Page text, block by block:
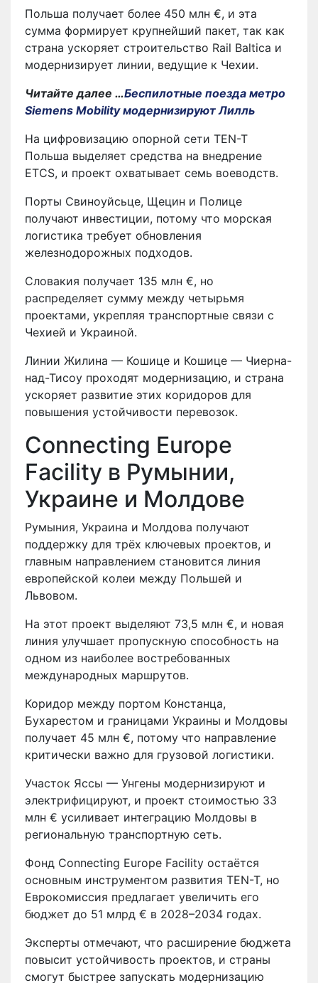
Польша получает более 450 млн €, и эта
сумма формирует крупнейший пакет, так как
страна ускоряет строительство Rail Baltica и
модернизирует линии, ведущие к Чехии.
Читайте далее …Беспилотные поезда метро
Siemens Mobility модернизируют Лилль
На цифровизацию опорной сети TEN-T
Польша выделяет средства на внедрение
ETCS, и проект охватывает семь воеводств.
Порты Свиноуйсьце, Щецин и Полице
получают инвестиции, потому что морская
логистика требует обновления
железнодорожных подходов.
Словакия получает 135 млн €, но
распределяет сумму между четырьмя
проектами, укрепляя транспортные связи с
Чехией и Украиной.
Линии Жилина — Кошице и Кошице — Чиерна-
над-Тисоу проходят модернизацию, и страна
ускоряет развитие этих коридоров для
повышения устойчивости перевозок.
Connecting Europe
Facility в Румынии,
Украине и Молдове
Румыния, Украина и Молдова получают
поддержку для трёх ключевых проектов, и
главным направлением становится линия
европейской колеи между Польшей и
Львовом.
На этот проект выделяют 73,5 млн €, и новая
линия улучшает пропускную способность на
одном из наиболее востребованных
международных маршрутов.
Коридор между портом Констанца,
Бухарестом и границами Украины и Молдовы
получает 45 млн €, потому что направление
критически важно для грузовой логистики.
Участок Яссы — Унгены модернизируют и
электрифицируют, и проект стоимостью 33
млн € усиливает интеграцию Молдовы в
региональную транспортную сеть.
Фонд Connecting Europe Facility остаётся
основным инструментом развития TEN-T, но
Еврокомиссия предлагает увеличить его
бюджет до 51 млрд € в 2028–2034 годах.
Эксперты отмечают, что расширение бюджета
повысит устойчивость проектов, и страны
смогут быстрее запускать модернизацию